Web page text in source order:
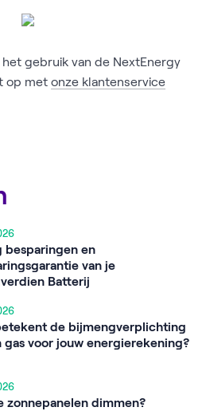
gebruik van de NextEnergy
op met onze klantenservice
besparingen en
van je
Batterij
de bijmengverplichting
gas voor jouw energierekening?
zonnepanelen dimmen?